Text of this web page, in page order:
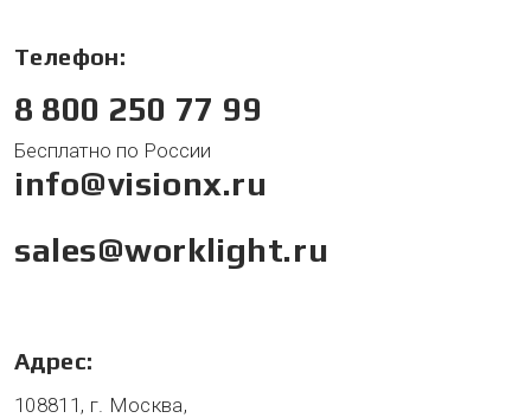
Телефон:
8 800 250 77 99
Бесплатно по России
info@visionx.ru
sales@worklight.ru
Адрес:
108811, г. Москва,